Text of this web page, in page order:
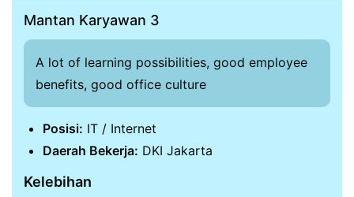
Mantan Karyawan 3
A lot of learning possibilities, good employee
benefits, good office culture
Posisi: IT / Internet
Daerah Bekerja: DKI Jakarta
Kelebihan